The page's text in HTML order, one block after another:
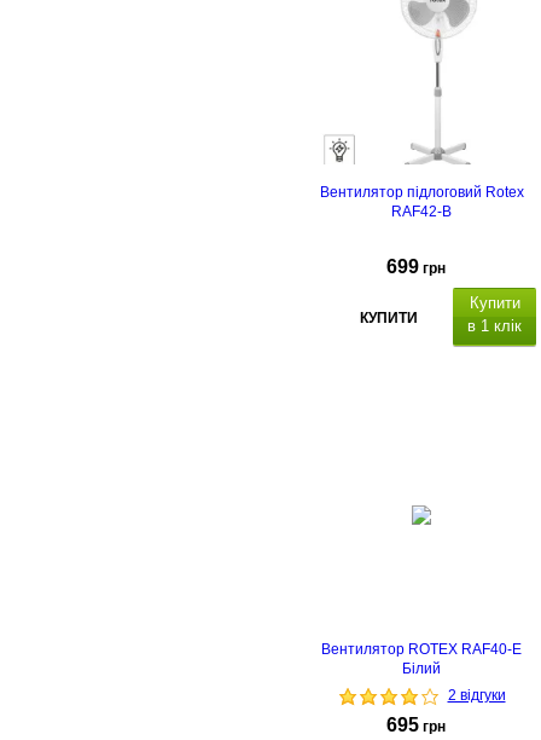
Вентилятор підлоговий Rotex
RAF42-B
699 грн
КУПИТИ
Купити
в 1 клік
Вентилятор ROTEX RAF40-E
Білий
2 відгуки
695 грн